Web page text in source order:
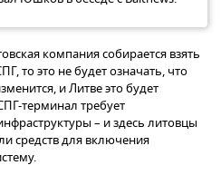
компания собирается взять
то это не будет означать, что
и Литве это будет
терминал требует
– и здесь литовцы
средств для включения